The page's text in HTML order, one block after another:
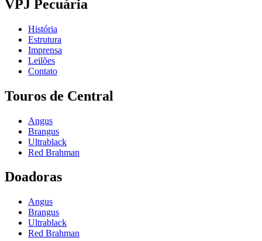
VPJ Pecuária
História
Estrutura
Imprensa
Leilões
Contato
Touros de Central
Angus
Brangus
Ultrablack
Red Brahman
Doadoras
Angus
Brangus
Ultrablack
Red Brahman